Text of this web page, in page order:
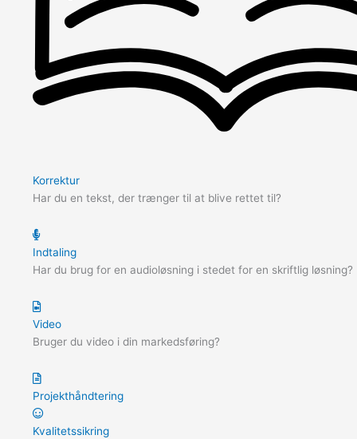
Korrektur
Har du en tekst, der trænger til at blive rettet til?
Indtaling
Har du brug for en audioløsning i stedet for en skriftlig løsning?
Video
Bruger du video i din markedsføring?
Projekthåndtering
Kvalitetssikring